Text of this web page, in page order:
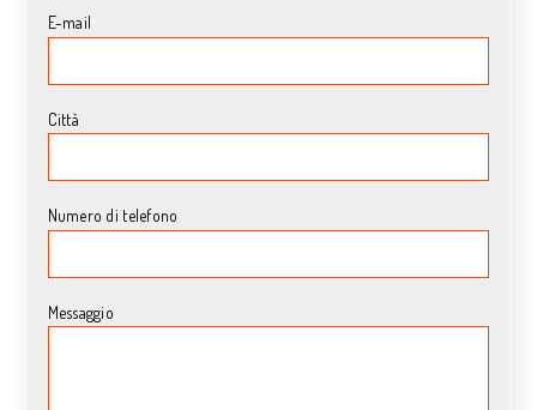
E-mail
Città
Numero di telefono
Messaggio